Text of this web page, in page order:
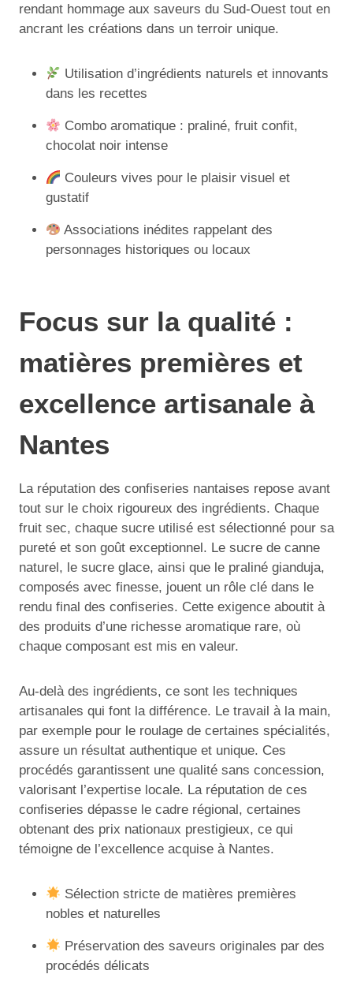
rendant hommage aux saveurs du Sud-Ouest tout en
ancrant les créations dans un terroir unique.
Utilisation d’ingrédients naturels et innovants
dans les recettes
Combo aromatique : praliné, fruit confit,
chocolat noir intense
Couleurs vives pour le plaisir visuel et
gustatif
Associations inédites rappelant des
personnages historiques ou locaux
Focus sur la qualité :
matières premières et
excellence artisanale à
Nantes
La réputation des confiseries nantaises repose avant
tout sur le choix rigoureux des ingrédients. Chaque
fruit sec, chaque sucre utilisé est sélectionné pour sa
pureté et son goût exceptionnel. Le sucre de canne
naturel, le sucre glace, ainsi que le praliné gianduja,
composés avec finesse, jouent un rôle clé dans le
rendu final des confiseries. Cette exigence aboutit à
des produits d’une richesse aromatique rare, où
chaque composant est mis en valeur.
Au-delà des ingrédients, ce sont les techniques
artisanales qui font la différence. Le travail à la main,
par exemple pour le roulage de certaines spécialités,
assure un résultat authentique et unique. Ces
procédés garantissent une qualité sans concession,
valorisant l’expertise locale. La réputation de ces
confiseries dépasse le cadre régional, certaines
obtenant des prix nationaux prestigieux, ce qui
témoigne de l’excellence acquise à Nantes.
Sélection stricte de matières premières
nobles et naturelles
Préservation des saveurs originales par des
procédés délicats